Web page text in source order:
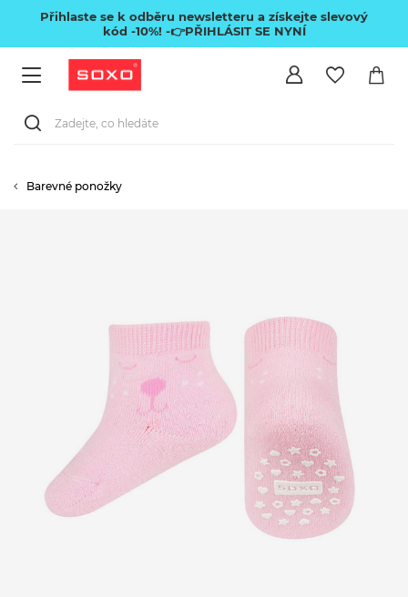
Přihlaste se k odběru newsletteru a získejte slevový
kód -10%! -👉PŘIHLÁSIT SE NYNÍ
Barevné ponožky